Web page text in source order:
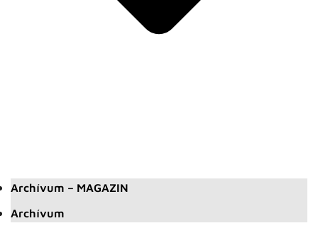
Archívum – MAGAZIN
Archívum